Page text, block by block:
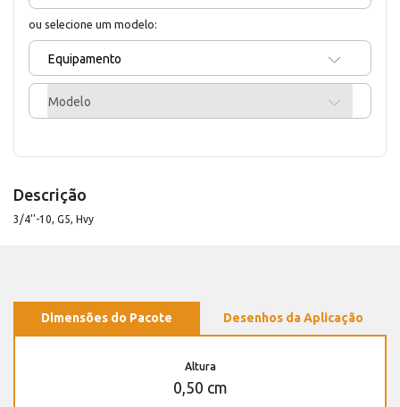
ou selecione um modelo:
Equipamento
Modelo
Descrição
3/4''-10, G5, Hvy
Dimensões do Pacote Desenhos da Aplicação
Altura
0,50 cm